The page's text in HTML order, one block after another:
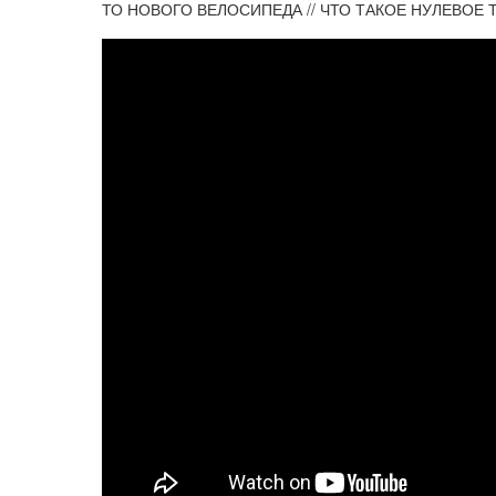
ТО НОВОГО ВЕЛОСИПЕДА // ЧТО ТАКОЕ НУЛЕВОЕ